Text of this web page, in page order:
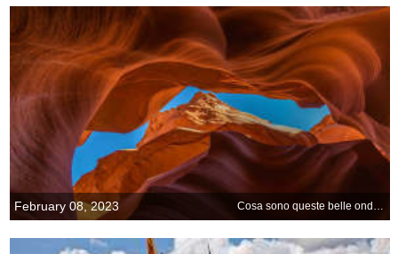
February 08, 2023 Cosa sono queste belle onde di sabbia?